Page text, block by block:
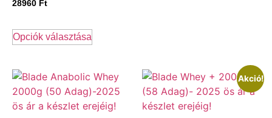
28960 Ft
Opciók választása
Akció!